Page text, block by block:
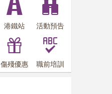
港鐵站 活動預告
傷殘優惠 職前培訓